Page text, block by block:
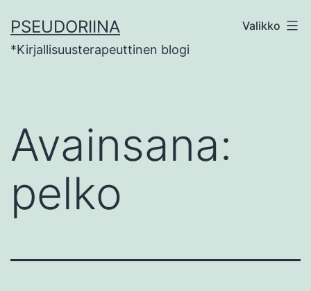
sisältöön
PSEUDORIINA
*Kirjallisuusterapeuttinen blogi
Valikko
Avainsana:
pelko